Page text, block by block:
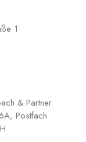
1
& Partner
Postfach